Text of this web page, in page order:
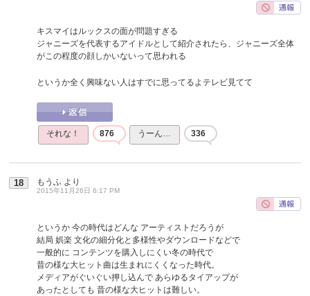
キスマイはルックスの面が問題すぎる
ジャニーズを代表するアイドルとして紹介されたら、ジャニーズ全体
がこの程度の顔しかいないって思われる
というか全く興味ない人はすでに思ってるよテレビ見てて
それな！ 876 うーん… 336
18 もうふ より
2015年11月26日 6:17 PM
というか 今の時代はどんな アーティストだろうが
結局 娯楽 文化の細分化と多様性やダウンロードなどで
一般的に コンテンツを購入しにくい冬の時代で
昔の様な大ヒット曲は生まれにくくなった時代。
メディアがぐいぐい押し込んで あらゆるタイアップが
あったとしても 昔の様な大ヒットは難しい。